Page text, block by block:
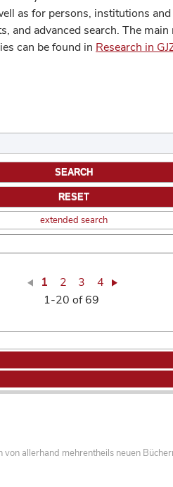
as for persons, institutions
advanced search. The
can be found in Research in
extended search
1 2 3
4
1-20 of 69
allerhand mehrentheils neuen